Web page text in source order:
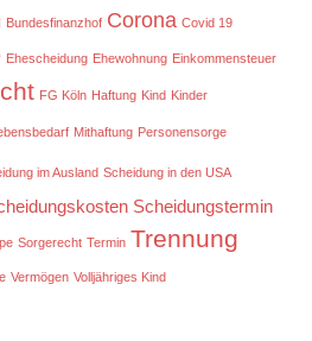
Bundesfinanzhof Corona Covid 19
Ehescheidung Ehewohnung Einkommensteuer
FG Köln Haftung Kind Kinder
Mithaftung Personensorge
im Ausland Scheidung in den USA
Scheidungstermin
Sorgerecht Termin Trennung
Vermögen Volljähriges Kind